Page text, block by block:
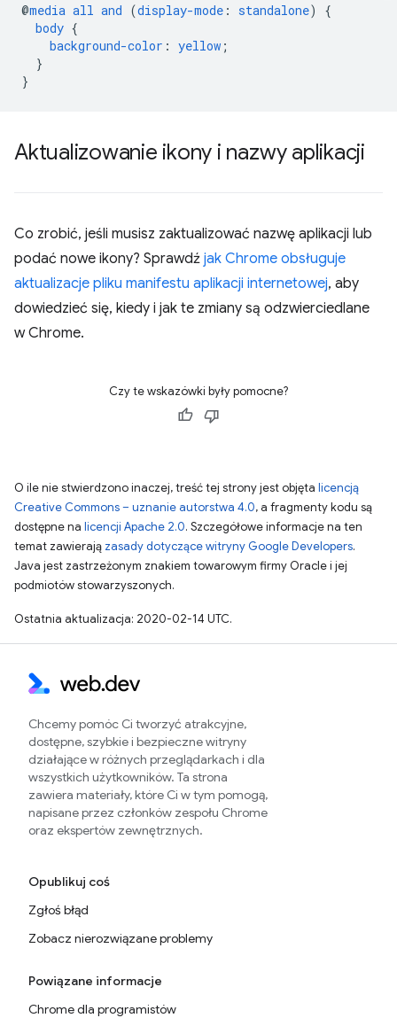
@media all and (display-mode : standalone)
{
body {
background-color : yellow ;
}
}
Aktualizowanie ikony i nazwy aplikacji
Co zrobić, jeśli musisz zaktualizować nazwę aplikacji lub
podać nowe ikony? Sprawdź jak Chrome obsługuje
aktualizacje pliku manifestu aplikacji internetowej, aby
dowiedzieć się, kiedy i jak te zmiany są odzwierciedlane
w Chrome.
Czy te wskazówki były pomocne?
O ile nie stwierdzono inaczej, treść tej strony jest objęta licencją
Creative Commons – uznanie autorstwa 4.0, a fragmenty kodu są
dostępne na licencji Apache 2.0. Szczegółowe informacje na ten
temat zawierają zasady dotyczące witryny Google Developers.
Java jest zastrzeżonym znakiem towarowym firmy Oracle i jej
podmiotów stowarzyszonych.
Ostatnia aktualizacja: 2020-02-14 UTC.
Chcemy pomóc Ci tworzyć atrakcyjne,
dostępne, szybkie i bezpieczne witryny
działające w różnych przeglądarkach i dla
wszystkich użytkowników. Ta strona
zawiera materiały, które Ci w tym pomogą,
napisane przez członków zespołu Chrome
oraz ekspertów zewnętrznych.
Opublikuj coś
Zgłoś błąd
Zobacz nierozwiązane problemy
Powiązane informacje
Chrome dla programistów